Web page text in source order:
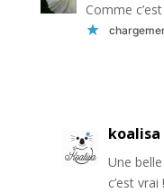
Comme
koalisa
Une
c’est vrai !